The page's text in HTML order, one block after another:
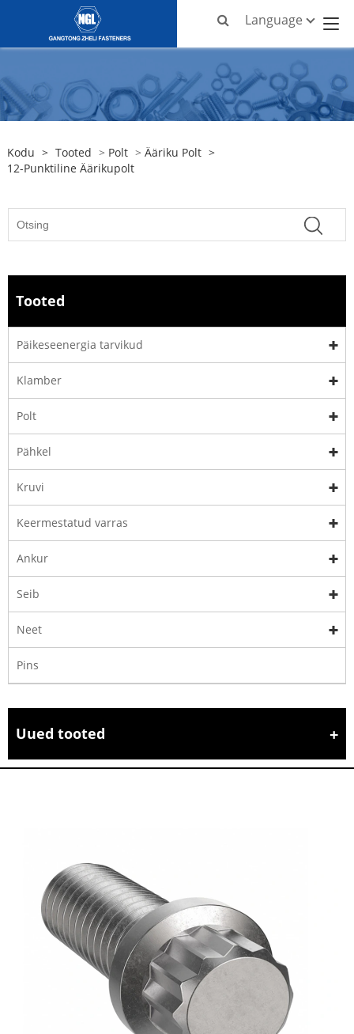
Language
Kodu > Tooted > Polt > Ääriku Polt >
12-Punktiline Äärikupolt
Tooted
Päikeseenergia tarvikud
Klamber
Polt
Pähkel
Kruvi
Keermestatud varras
Ankur
Seib
Neet
Pins
Uued tooted